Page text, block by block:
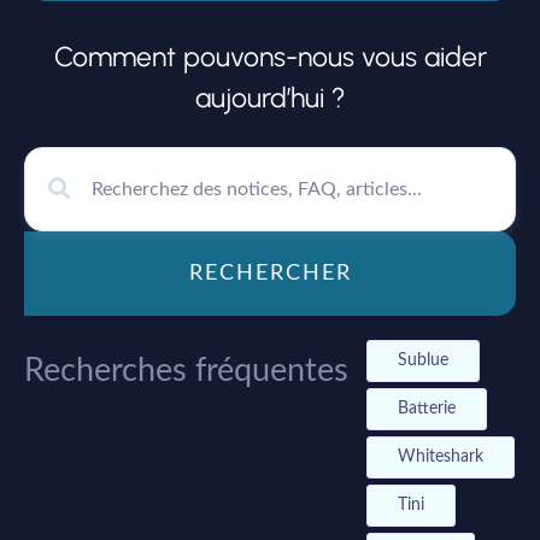
Comment pouvons-nous vous aider
aujourd’hui ?
RECHERCHER
Recherches fréquentes Sublue
Batterie
Whiteshark
Tini